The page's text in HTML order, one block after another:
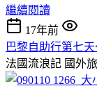
繼續閱讀
17年前
巴黎自助行第七
法國流浪記 國外